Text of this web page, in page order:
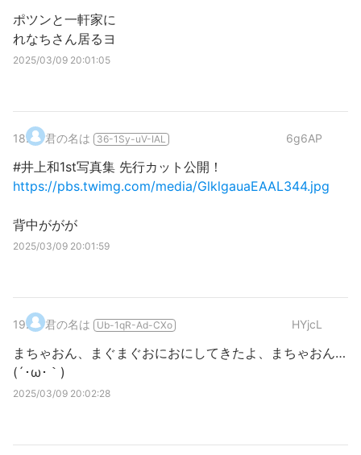
ポツンと一軒家に
れなちさん居るヨ
2025/03/09 20:01:05
18. 君の名は 36-1Sy-uV-IAL 6g6AP
#井上和1st写真集 先行カット公開！
https://pbs.twimg.com/media/GlklgauaEAAL344.jpg
背中ががが
2025/03/09 20:01:59
19. 君の名は Ub-1qR-Ad-CXo HYjcL
まちゃおん、まぐまぐおにおにしてきたよ、まちゃおん…
(´･ω･｀)
2025/03/09 20:02:28